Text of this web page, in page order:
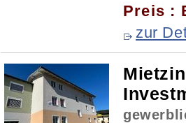
Preis :
zur